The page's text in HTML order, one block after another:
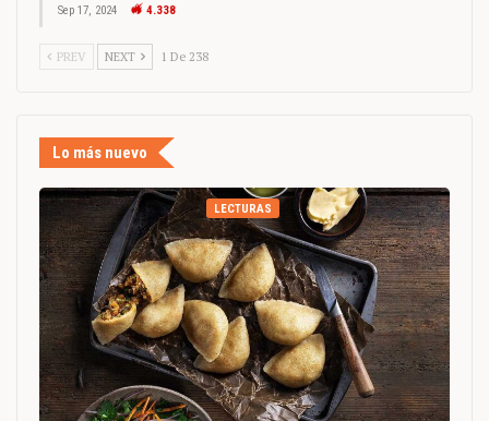
Sep 17, 2024 4.338
PREV NEXT 1 De 238
Lo más nuevo
LECTURAS